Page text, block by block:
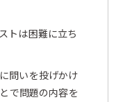
トは困難に立ち
問いを投げかけ
で問題の内容を